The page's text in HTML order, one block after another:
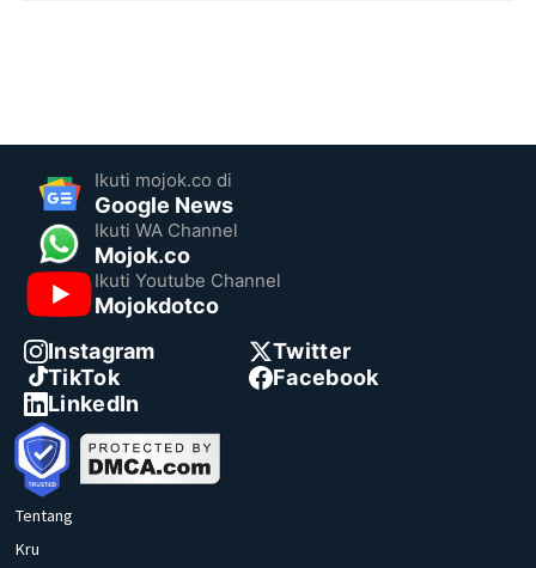
Ikuti mojok.co di
Google News
Ikuti WA Channel
Mojok.co
Ikuti Youtube Channel
Mojokdotco
Instagram
Twitter
TikTok
Facebook
LinkedIn
Tentang
Kru